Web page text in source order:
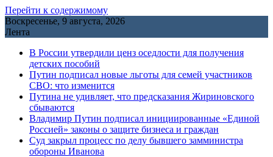
Перейти к содержимому
Воскресенье, 9 августа, 2026
Лента
В России утвердили ценз оседлости для получения
детских пособий
Путин подписал новые льготы для семей участников
СВО: что изменится
Путина не удивляет, что предсказания Жириновского
сбываются
Владимир Путин подписал инициированные «Единой
Россией» законы о защите бизнеса и граждан
Cуд закрыл процесс по делу бывшего замминистра
обороны Иванова